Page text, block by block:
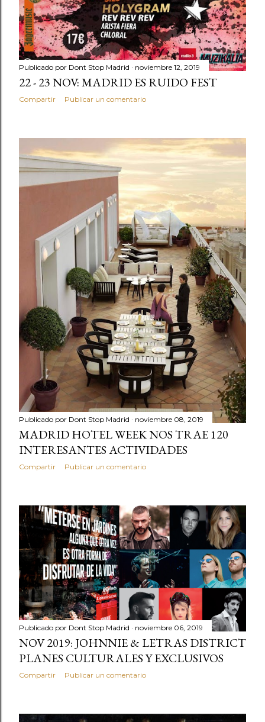
Publicado por Dont Stop Madrid noviembre 12, 2019
22 - 23 NOV: MADRID ES RUIDO FEST
Compartir Publicar un comentario
Publicado por Dont Stop Madrid noviembre 08, 2019
MADRID HOTEL WEEK NOS TRAE 120
INTERESANTES ACTIVIDADES
Compartir Publicar un comentario
Publicado por Dont Stop Madrid noviembre 06, 2019
NOV 2019: JOHNNIE & LETRAS DISTRICT
PLANES CULTURALES Y EXCLUSIVOS
Compartir Publicar un comentario